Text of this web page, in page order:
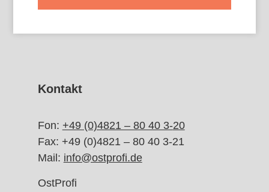
Kontakt
Fon: +49 (0)4821 – 80 40 3-20
Fax: +49 (0)4821 – 80 40 3-21
Mail: info@ostprofi.de
OstProfi